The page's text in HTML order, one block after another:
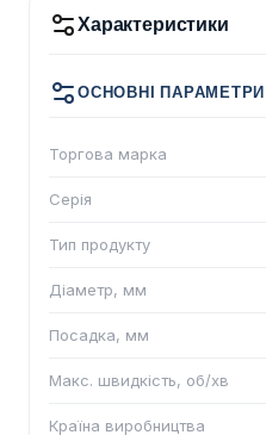
Характеристики
ОСНОВНІ ПАРАМЕТРИ
Торгова марка
Серія
Тип продукту
Діаметр, мм
Посадка, мм
Макс. швидкість, об/хв
Країна виробництва